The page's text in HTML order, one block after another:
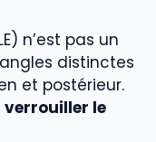
n’est pas un
distinctes
et postérieur.
verrouiller le